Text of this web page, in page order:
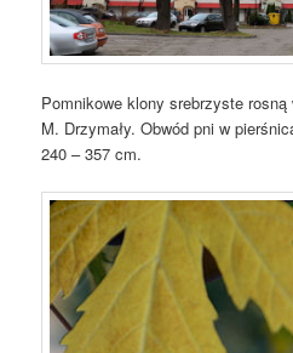
Pomnikowe klony srebrzyste
M. Drzymały. Obwód pni w
240 – 357 cm.